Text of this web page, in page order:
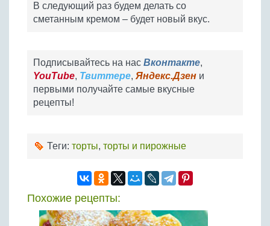
В следующий раз будем делать со
сметанным кремом – будет новый вкус.
Подписывайтесь на нас Вконтакте,
YouTube, Твиттере, Яндекс.Дзен и
первыми получайте самые вкусные
рецепты!
Теги: торты, торты и пирожные
Похожие рецепты: